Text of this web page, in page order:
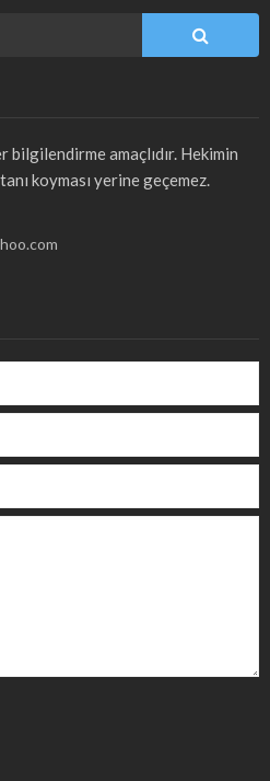
amaçlıdır. Hekimin
koyması yerine geçemez.